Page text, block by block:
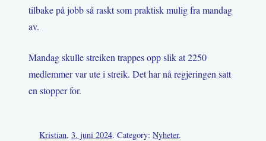
tilbake på jobb så raskt som praktisk mulig fra mandag
av.
Mandag skulle streiken trappes opp slik at 2250
medlemmer var ute i streik. Det har nå regjeringen satt
en stopper for.
Kristian,3. juni 2024. Category:Nyheter.